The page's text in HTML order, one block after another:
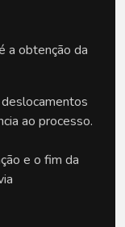
a obtenção da
ao processo.
e o fim da